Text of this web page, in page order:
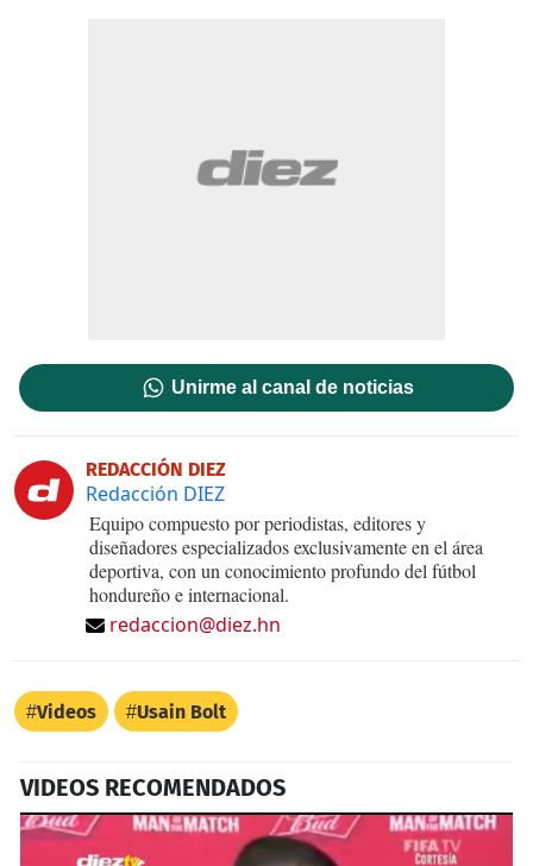
Unirme al canal de noticias
REDACCIÓN DIEZ
Redacción DIEZ
Equipo compuesto por periodistas, editores y
diseñadores especializados exclusivamente en el área
deportiva, con un conocimiento profundo del fútbol
hondureño e internacional.
redaccion@diez.hn
Videos Usain Bolt
VIDEOS RECOMENDADOS